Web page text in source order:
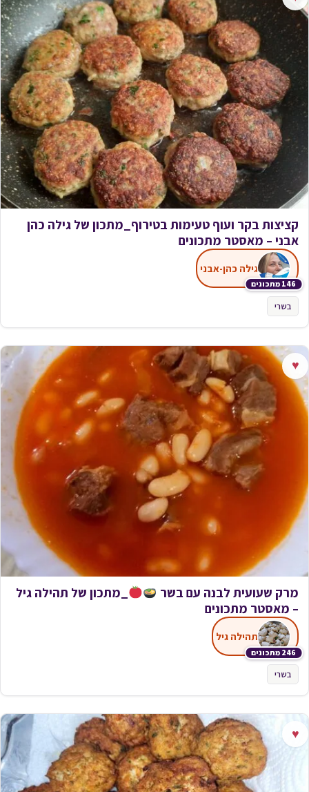
קציצות בקר ועוף טעימות בטירוף_מתכון של גילה כהן
אבני – מאסטר מתכונים
146 מתכונים
גילה כהן-אבני
בשרי
♥
מרק שעועית לבנה עם בשר
_מתכון של תהילה גיל
– מאסטר מתכונים
246 מתכונים
תהילה גיל
בשרי
♥